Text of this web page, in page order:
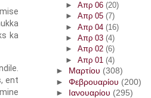
ka
ent
► Απρ 06 (20)
► Απρ 05 (7)
► Απρ 04 (16)
► Απρ 03 (4)
► Απρ 02 (6)
► Απρ 01 (4)
►
Μαρτίου (308)
► Φεβρουαρίου (200)
►
Ιανουαρίου (295)